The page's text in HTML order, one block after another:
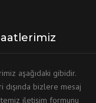
aşağıdaki gibidir.
dışında bizlere mesaj
iletişim formunu